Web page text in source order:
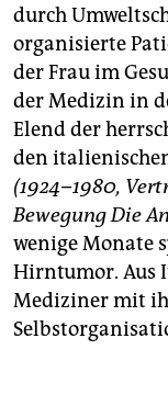
durch
organisierte
der Frau im
der Medizin in
Elend der
den
(1924–1980,
Bewegung Die
wenige Monate
Hirntumor. Aus
Mediziner mit